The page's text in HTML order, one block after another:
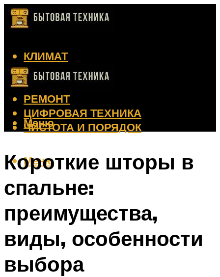
КЛИМАТ
КРАСОТА
КУХНЯ
РЕМОНТ
ЦИФРОВАЯ ТЕХНИКА
ЧИСТОТА И ПОРЯДОК
Меню
Меню
Короткие шторы в
спальне:
преимущества,
виды, особенности
выбора